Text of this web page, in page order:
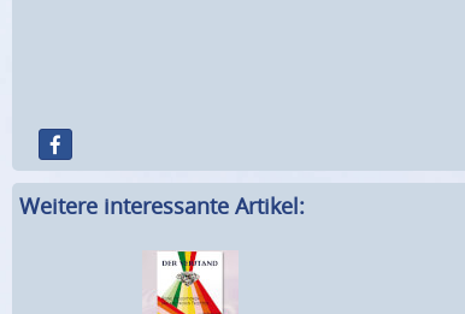
Weitere interessante Artikel: